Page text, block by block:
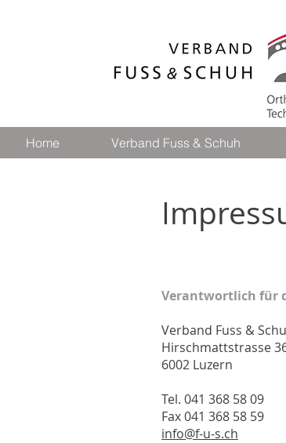
Home Verband Fuss & Schuh
Verantwortlich für
Verband Fuss &
Hirschmattstrasse
6002 Luzern
Tel. 041 368 58 09
Fax 041 368 58 59
info@f-u-s.ch